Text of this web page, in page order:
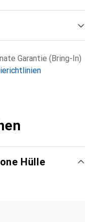
Garantie (Bring-In)
Hülle